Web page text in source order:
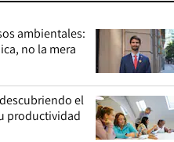
ambientales:
no la mera
el
productividad